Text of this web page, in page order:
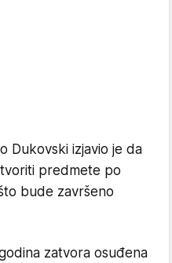
Dukovski izjavio je da
predmete po
bude završeno
zatvora osuđena